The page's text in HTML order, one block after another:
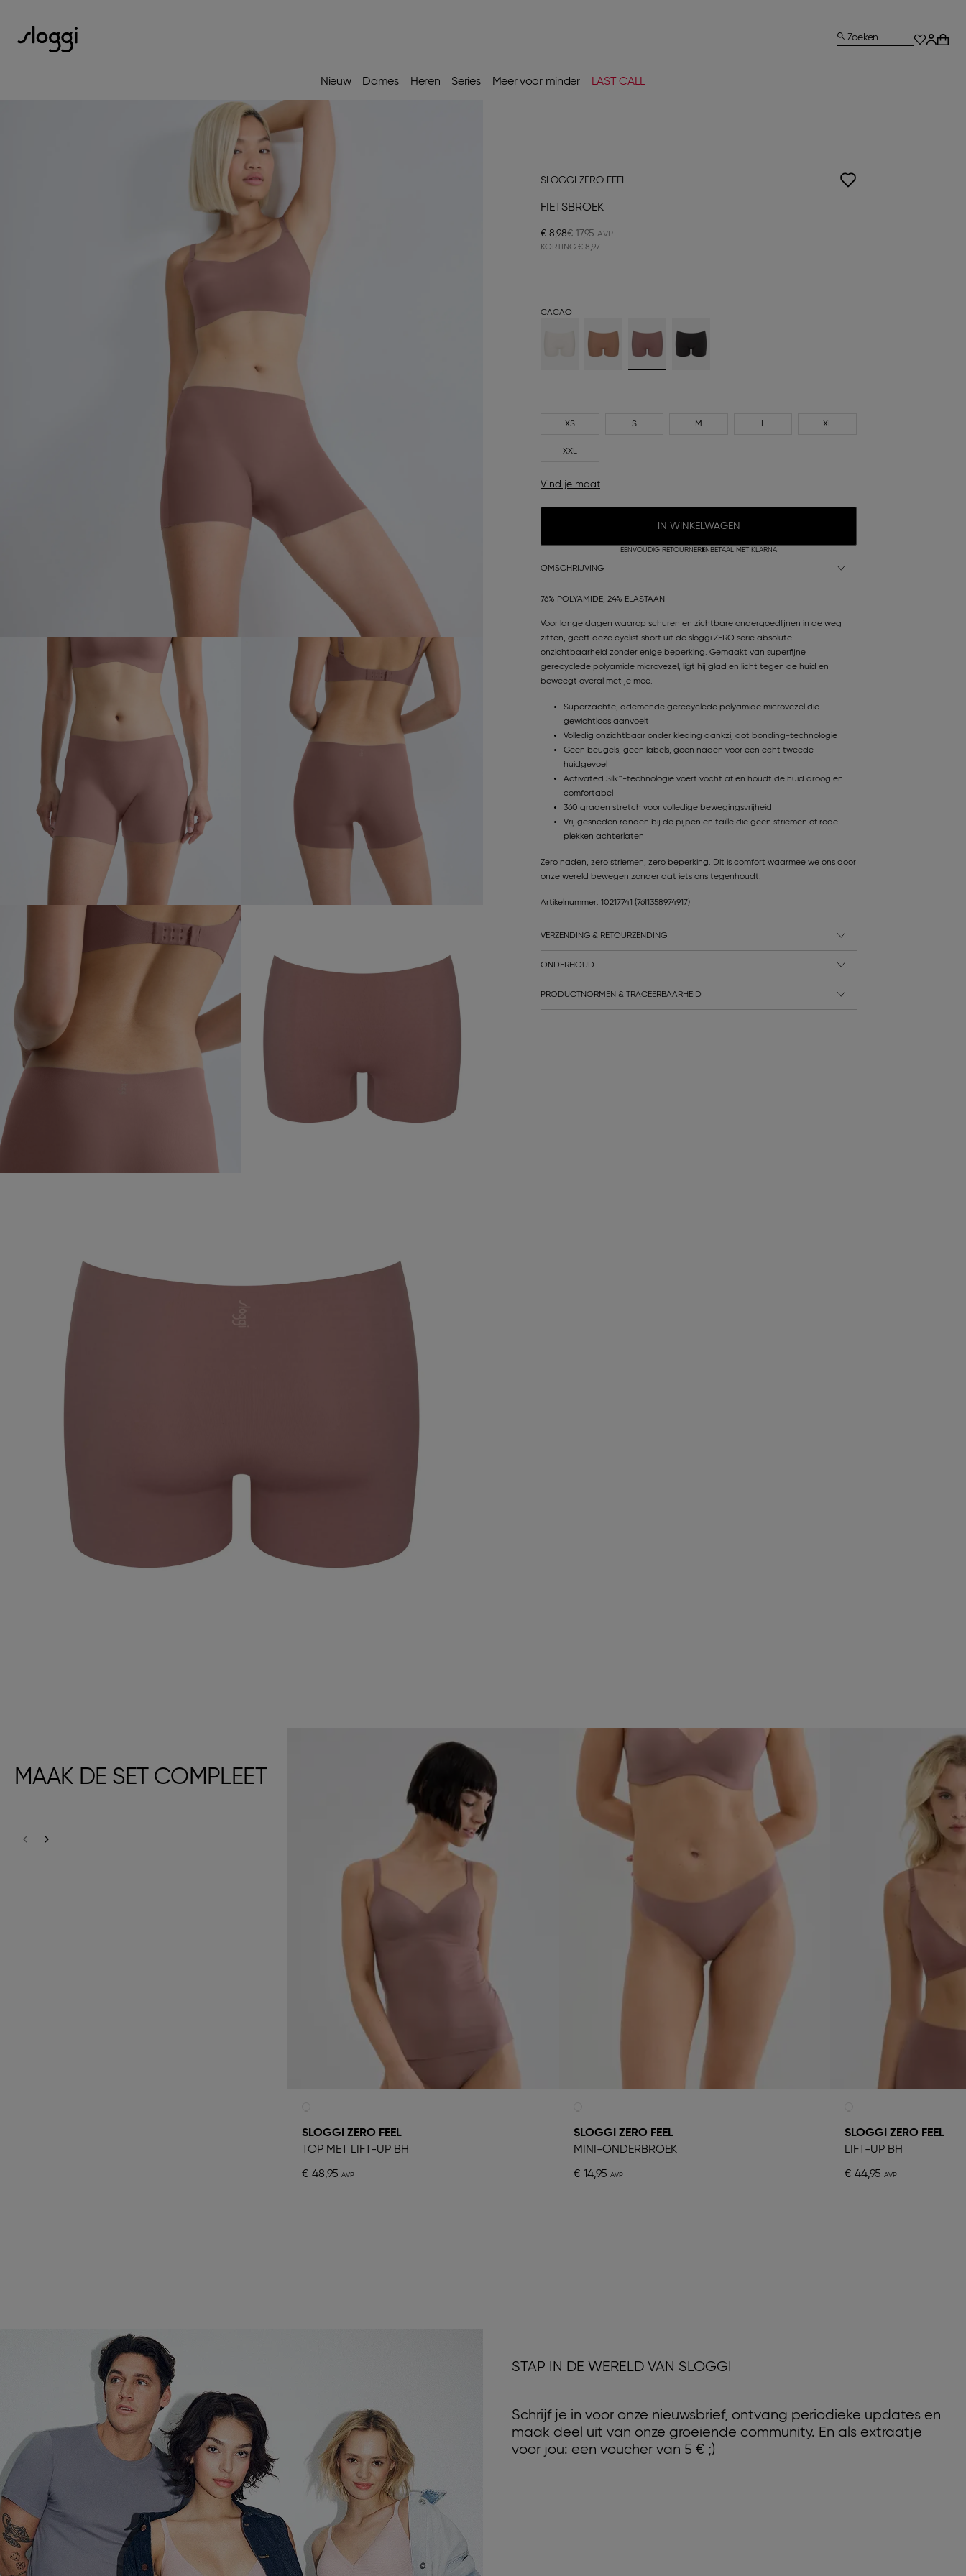
Nieuw Dames Heren Series Meer voor minder LAST CALL
Zoeken
SLOGGI ZERO FEEL
FIETSBROEK
€ 8,98€ 17,95
KORTING € 8,97
CACAO
XS S M L XL
XXL
Vind je maat
IN WINKELWAGEN
EENVOUDIG RETOURNEREN BETAAL MET KLARNA
OMSCHRIJVING
76% POLYAMIDE, 24% ELASTAAN
Voor lange dagen waarop schuren en zichtbare ondergoedlijnen in de weg
zitten, geeft deze cyclist short uit de sloggi ZERO serie absolute
onzichtbaarheid zonder enige beperking. Gemaakt van superfijne
gerecyclede polyamide microvezel, ligt hij glad en licht tegen de huid en
beweegt overal met je mee.
Superzachte, ademende gerecyclede polyamide microvezel die
gewichtloos aanvoelt
Volledig onzichtbaar onder kleding dankzij dot bonding-technologie
Geen beugels, geen labels, geen naden voor een echt tweede-
huidgevoel
Activated Silk™-technologie voert vocht af en houdt de huid droog en
comfortabel
360 graden stretch voor volledige bewegingsvrijheid
Vrij gesneden randen bij de pijpen en taille die geen striemen of rode
plekken achterlaten
Zero naden, zero striemen, zero beperking. Dit is comfort waarmee we ons door
onze wereld bewegen zonder dat iets ons tegenhoudt.
Artikelnummer: 10217741 (7611358974917)
VERZENDING & RETOURZENDING
ONDERHOUD
PRODUCTNORMEN & TRACEERBAARHEID
MAAK DE SET COMPLEET
SLOGGI ZERO FEEL
TOP MET LIFT-UP BH
€ 48,95
SLOGGI ZERO FEEL
MINI-ONDERBROEK
€ 14,95
SLOGGI ZERO FEEL
LIFT-UP BH
€ 44,95
STAP IN DE WERELD VAN SLOGGI
Schrijf je in voor onze nieuwsbrief, ontvang periodieke updates en
maak deel uit van onze groeiende community. En als extraatje
voor jou: een voucher van 5 € ;)